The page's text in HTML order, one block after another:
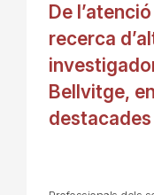
De
recerca
Bellvitge,
destacades